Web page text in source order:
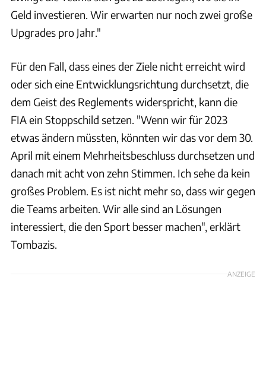
Geld investieren. Wir erwarten nur noch zwei große
Upgrades pro Jahr."
Für den Fall, dass eines der Ziele nicht erreicht wird
oder sich eine Entwicklungsrichtung durchsetzt, die
dem Geist des Reglements widerspricht, kann die
FIA ein Stoppschild setzen. "Wenn wir für 2023
etwas ändern müssten, könnten wir das vor dem 30.
April mit einem Mehrheitsbeschluss durchsetzen und
danach mit acht von zehn Stimmen. Ich sehe da kein
großes Problem. Es ist nicht mehr so, dass wir gegen
die Teams arbeiten. Wir alle sind an Lösungen
interessiert, die den Sport besser machen", erklärt
Tombazis.
ANZEIGE